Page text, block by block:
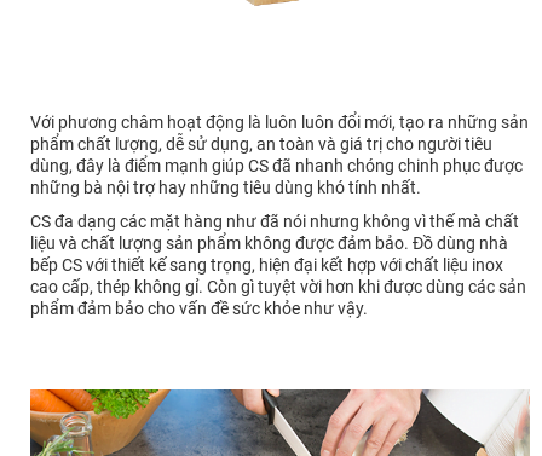
Với phương châm hoạt động là luôn luôn đổi mới, tạo ra những sản
phẩm chất lượng, dễ sử dụng, an toàn và giá trị cho người tiêu
dùng, đây là điểm mạnh giúp CS đã nhanh chóng chinh phục được
những bà nội trợ hay những tiêu dùng khó tính nhất.
CS đa dạng các mặt hàng như đã nói nhưng không vì thế mà chất
liệu và chất lượng sản phẩm không được đảm bảo. Đồ dùng nhà
bếp CS với thiết kế sang trọng, hiện đại kết hợp với chất liệu inox
cao cấp, thép không gỉ. Còn gì tuyệt vời hơn khi được dùng các sản
phẩm đảm bảo cho vấn đề sức khỏe như vậy.